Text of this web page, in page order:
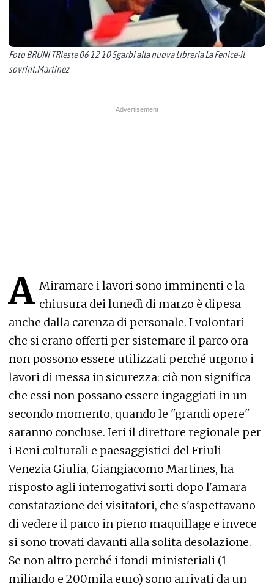
Foto BRUNI TRieste 06 12 10 Sgarbi alla nuova Libreria La Fenice-il
sovrint.Martinez
A Miramare i lavori sono imminenti e la
chiusura dei lunedì di marzo è dipesa
anche dalla carenza di personale. I volontari
che si erano offerti per sistemare il parco ora
non possono essere utilizzati perché urgono i
lavori di messa in sicurezza: ciò non significa
che essi non possano essere ingaggiati in un
secondo momento, quando le "grandi opere"
saranno concluse. Ieri il direttore regionale per
i Beni culturali e paesaggistici del Friuli
Venezia Giulia, Giangiacomo Martines, ha
risposto agli interrogativi sorti dopo l'amara
constatazione dei visitatori, che s'aspettavano
di vedere il parco in pieno maquillage e invece
si sono trovati davanti alla solita desolazione.
Se non altro perché i fondi ministeriali (1
miliardo e 200mila euro) sono arrivati da un